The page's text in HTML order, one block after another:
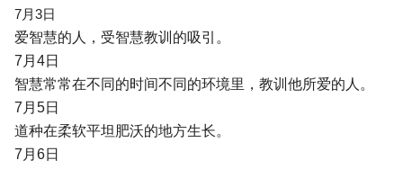
7月3日
爱智慧的人，受智慧教训的吸引。
7月4日
智慧常常在不同的时间不同的环境里，教训他所爱的人。
7月5日
道种在柔软平坦肥沃的地方生长。
7月6日